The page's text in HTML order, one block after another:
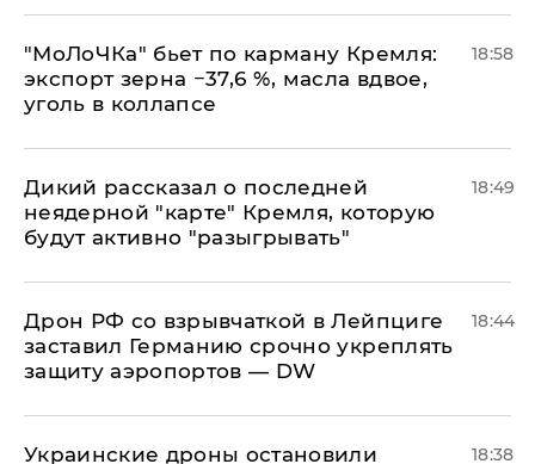
​"МоЛоЧКа" бьет по карману Кремля:
экспорт зерна −37,6 %, масла вдвое,
уголь в коллапсе
18:58
Дикий рассказал о последней
неядерной "карте" Кремля, которую
будут активно "разыгрывать"
18:49
​Дрон РФ со взрывчаткой в Лейпциге
заставил Германию срочно укреплять
защиту аэропортов — DW
18:44
Украинские дроны остановили
18:38